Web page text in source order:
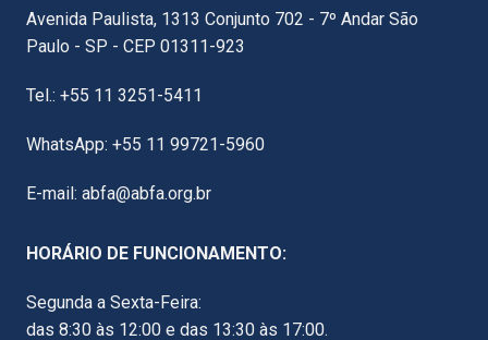
Avenida Paulista, 1313 Conjunto 702 - 7º Andar São
Paulo - SP - CEP 01311-923
Tel.: +55 11 3251-5411
WhatsApp: +55 11 99721-5960
E-mail: abfa@abfa.org.br
HORÁRIO DE FUNCIONAMENTO:
Segunda a Sexta-Feira:
das 8:30 às 12:00 e das 13:30 às 17:00.